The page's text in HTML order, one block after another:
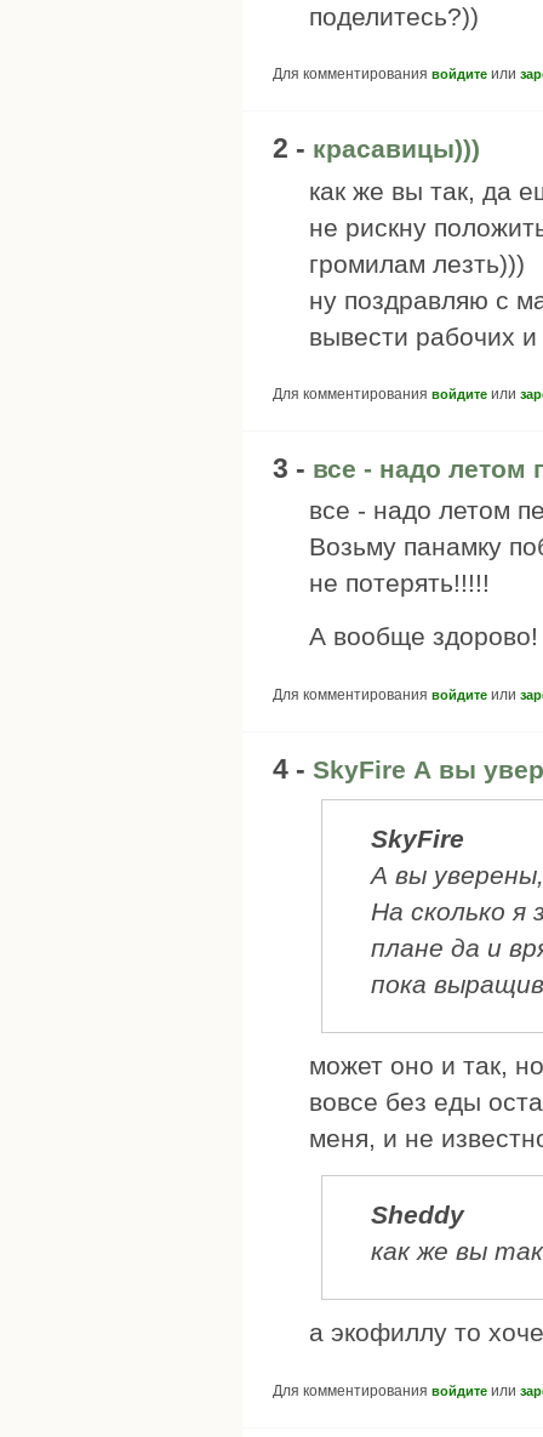
поделитесь?))
Для комментирования войдите или
2 - красавицы)))
как же вы так, да
не рискну
громилам лезть)))
ну поздравляю с
вывести рабочих
Для комментирования войдите или
3 - все - надо летом
все - надо летом
Возьму панамку
не потерять!!!!!
А вообще здорово!
Для комментирования войдите или
4 - SkyFire А вы
SkyFire
А вы
На сколько я
плане да и
пока
может оно и так,
вовсе без еды
меня, и не
Sheddy
как же вы
а экофиллу то
Для комментирования войдите или